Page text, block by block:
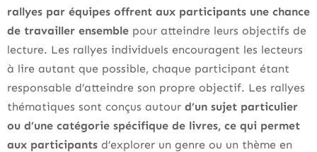
rallyes par équipes offrent aux participants une chance
de travailler ensemble pour atteindre leurs objectifs de
lecture. Les rallyes individuels encouragent les lecteurs
à lire autant que possible, chaque participant étant
responsable d’atteindre son propre objectif. Les rallyes
thématiques sont conçus autour d’un sujet particulier
ou d’une catégorie spécifique de livres, ce qui permet
aux participants d’explorer un genre ou un thème en